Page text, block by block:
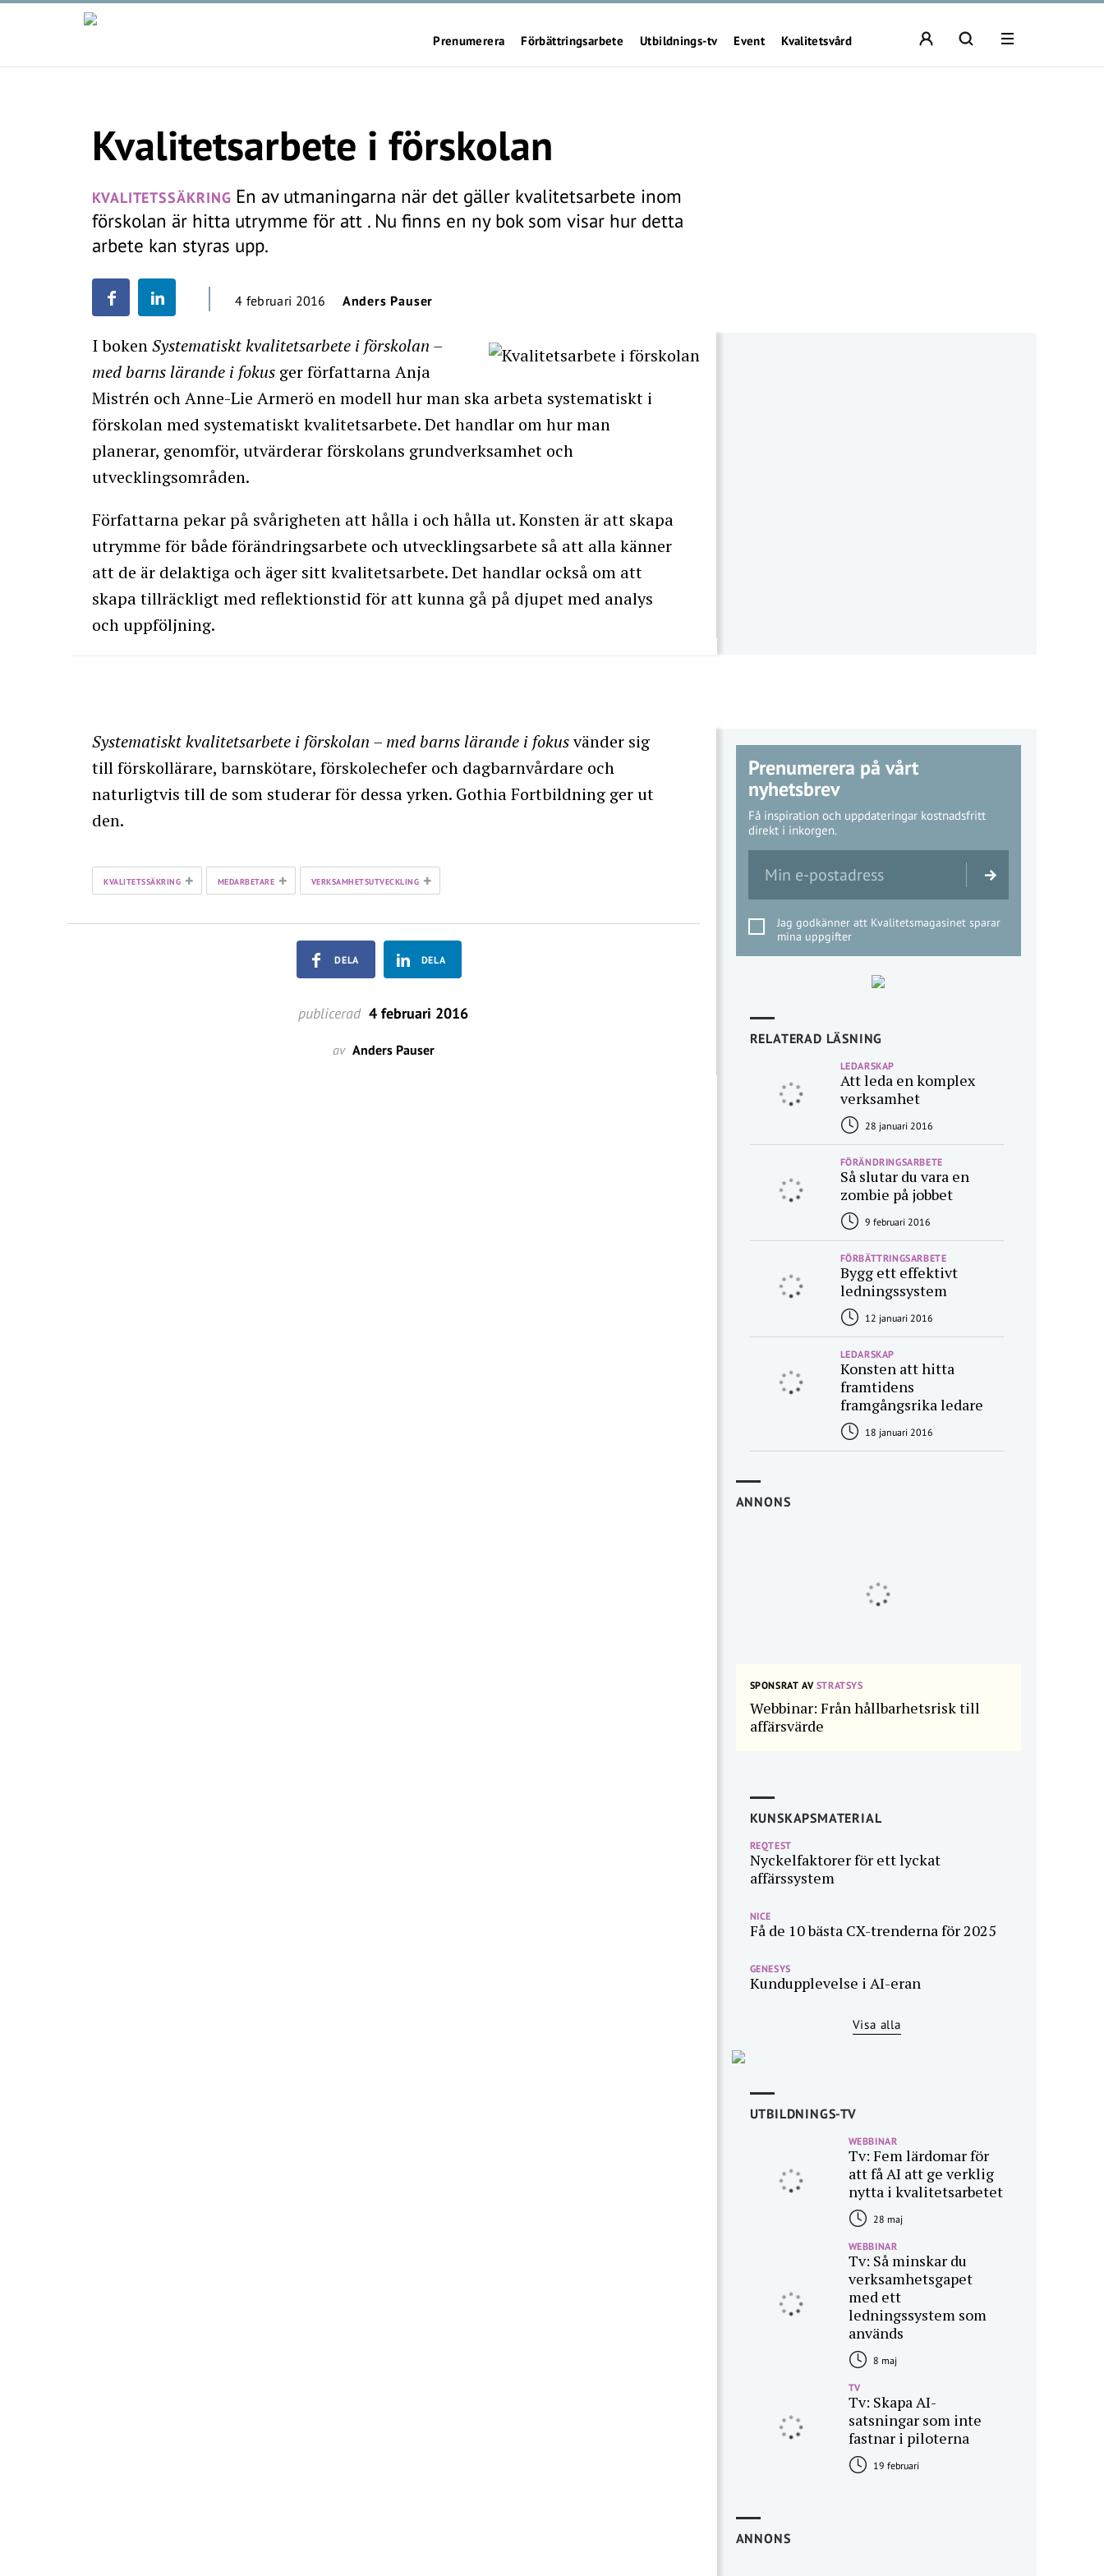
Prenumerera Förbättringsarbete Utbildnings-tv Event Kvalitetsvård
Kvalitetsarbete i förskolan
KVALITETSSÄKRING En av utmaningarna när det gäller kvalitetsarbete inom
förskolan är hitta utrymme för att . Nu finns en ny bok som visar hur detta
arbete kan styras upp.
4 februari 2016 Anders Pauser
I bokenSystematiskt kvalitetsarbete i förskolan –
med barns lärande i fokus ger författarna Anja
Mistrén och Anne-Lie Armerö en modell hur man ska arbeta systematiskt i
förskolan med systematiskt kvalitetsarbete. Det handlar om hur man
planerar, genomför, utvärderar förskolans grundverksamhet och
utvecklingsområden.
Författarna pekar på svårigheten att hålla i och hålla ut. Konsten är att skapa
utrymme för både förändringsarbete och utvecklingsarbete så att alla känner
att de är delaktiga och äger sitt kvalitetsarbete. Det handlar också om att
skapa tillräckligt med reflektionstid för att kunna gå på djupet med analys
och uppföljning.
Systematiskt kvalitetsarbete i förskolan – med barns lärande i fokusvänder sig
till förskollärare, barnskötare, förskolechefer och dagbarnvårdare och
naturligtvis till de som studerar för dessa yrken. Gothia Fortbildning ger ut
den.
KVALITETSSÄKRING + MEDARBETARE + VERKSAMHETSUTVECKLING +
DELA DELA
publicerad 4 februari 2016
av Anders Pauser
Prenumerera på vårt
nyhetsbrev
Få inspiration och uppdateringar kostnadsfritt
direkt i inkorgen.
Jag godkänner att Kvalitetsmagasinet sparar
mina uppgifter
RELATERAD LÄSNING
LEDARSKAP
Att leda en komplex
verksamhet
28 januari 2016
FÖRÄNDRINGSARBETE
Så slutar du vara en
zombie på jobbet
9 februari 2016
FÖRBÄTTRINGSARBETE
Bygg ett effektivt
ledningssystem
12 januari 2016
LEDARSKAP
Konsten att hitta
framtidens
framgångsrika ledare
18 januari 2016
ANNONS
SPONSRAT AVSTRATSYS
Webbinar: Från hållbarhetsrisk till
affärsvärde
KUNSKAPSMATERIAL
REQTEST
Nyckelfaktorer för ett lyckat
affärssystem
NICE
Få de 10 bästa CX-trenderna för 2025
GENESYS
Kundupplevelse i AI-eran
Visa alla
UTBILDNINGS-TV
WEBBINAR
Tv: Fem lärdomar för
att få AI att ge verklig
nytta i kvalitetsarbetet
28 maj
WEBBINAR
Tv: Så minskar du
verksamhetsgapet
med ett
ledningssystem som
används
8 maj
TV
Tv: Skapa AI-
satsningar som inte
fastnar i piloterna
19 februari
ANNONS